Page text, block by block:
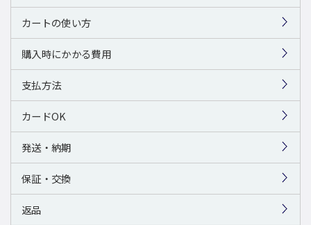
カートの使い方
購入時にかかる費用
支払方法
カードOK
発送・納期
保証・交換
返品